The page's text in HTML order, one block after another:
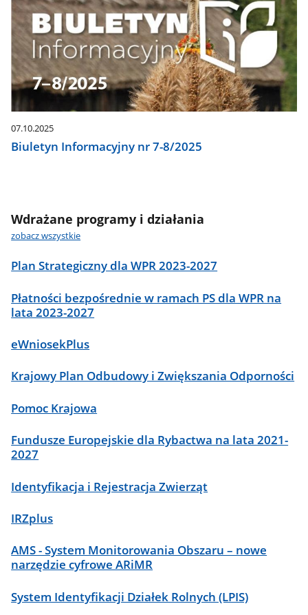
07.10.2025
Biuletyn Informacyjny nr 7-8/2025
Wdrażane programy i działania
zobacz wszystkie
Plan Strategiczny dla WPR 2023-2027
Płatności bezpośrednie w ramach PS dla WPR na
lata 2023-2027
eWniosekPlus
Krajowy Plan Odbudowy i Zwiększania Odporności
Pomoc Krajowa
Fundusze Europejskie dla Rybactwa na lata 2021-
2027
Identyfikacja i Rejestracja Zwierząt
IRZplus
AMS - System Monitorowania Obszaru – nowe
narzędzie cyfrowe ARiMR
System Identyfikacji Działek Rolnych (LPIS)